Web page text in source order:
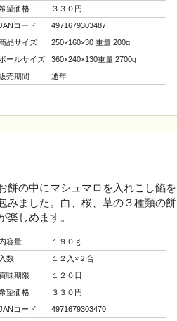
望価格
３３０円
コード
4971679303487
品サイズ
250×160×30 重量:200g
ボールサイズ
360×240×130重量:2700g
売期間
通年
餅の中にマシュマロを入れこし餡を
みました。白、桜、草の３種類の餅
楽しめます。
内容量
１９０ｇ
入数
１２入×２合
味期限
１２０日
望価格
３３０円
コード
4971679303470